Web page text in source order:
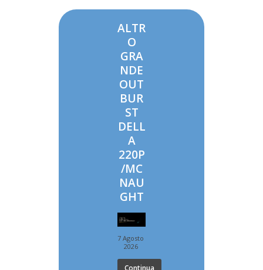
ALTR
O
GRA
NDE
OUT
BUR
ST
DELL
A
220P
/MC
NAU
GHT
7 Agosto
2026
Continua